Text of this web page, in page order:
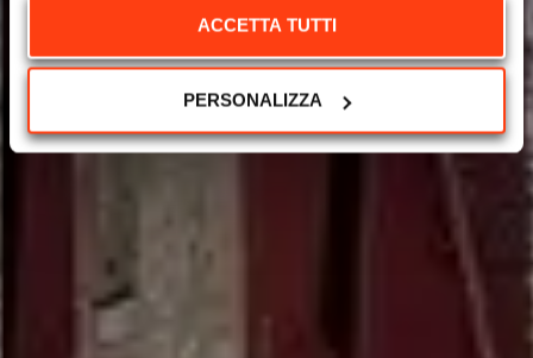
ACCETTA TUTTI
PERSONALIZZA